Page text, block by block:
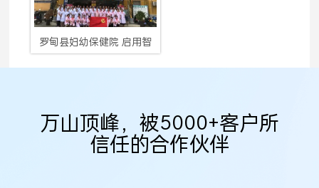
罗甸县妇幼保健院 启用智
万山顶峰，被5000+客户所
信任的合作伙伴